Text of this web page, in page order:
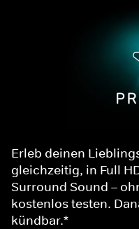
Erleb deinen
gleichzeitig, in Full
Surround Sound –
kostenlos testen.
kündbar.*